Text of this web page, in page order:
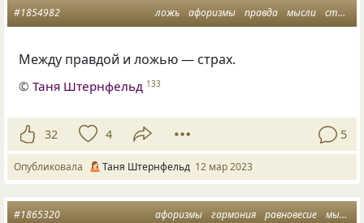
ложь афоризмы правда мысли страх
#1854982
Между правдой и ложью — страх.
©Таня Штернфельд 133
32 4 5
Опубликовала Таня Штернфельд 12 мар 2023
афоризмы гармония равновесие мысли
#1865320